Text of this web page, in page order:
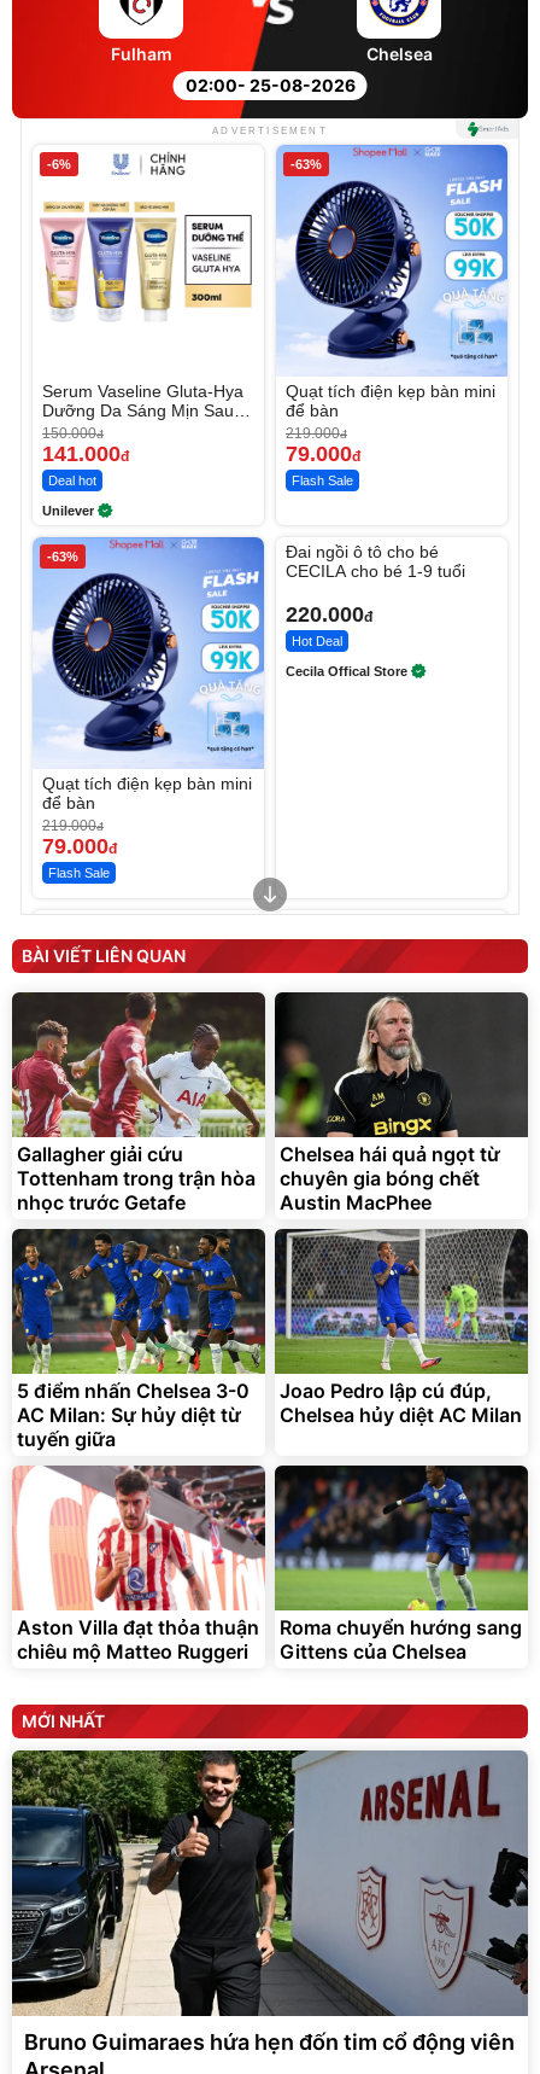
02:00- 25-08-2026
Fulham Chelsea
ADVERTISEMENT
-6%
Serum Vaseline Gluta-Hya
Dưỡng Da Sáng Mịn Sau 7
Ngày
150.000đ
141.000đ
Deal hot
Unilever
-63%
Quạt tích điện kẹp bàn mini
để bàn
219.000đ
79.000đ
Flash Sale
-63%
Quạt tích điện kẹp bàn mini
để bàn
219.000đ
79.000đ
Flash Sale
Đai ngồi ô tô cho bé
CECILA cho bé 1-9 tuổi
220.000đ
Hot Deal
Cecila Offical Store
tức thì Vaseline Body
190.000đ
138.330đ
D2-001 - Thông Minh
3.000.000
2.200.000đ
Unmute
Vali Bamozo Khung Nhôm
9066 Size 20/24/28 Cao
Cấp
1.000.000
825.000đ
Flash Sale
Lót ghế ôtô, nâng lưng
chống nóng giúp thoải mái
trong di chuyển
295.000đ
Đã bán nhiều
BÀI VIẾT LIÊN QUAN
Gallagher giải cứu
Tottenham trong trận hòa
nhọc trước Getafe
Chelsea hái quả ngọt từ
chuyên gia bóng chết
Austin MacPhee
5 điểm nhấn Chelsea 3-0
AC Milan: Sự hủy diệt từ
tuyến giữa
Joao Pedro lập cú đúp,
Chelsea hủy diệt AC Milan
Aston Villa đạt thỏa thuận
chiêu mộ Matteo Ruggeri
Roma chuyển hướng sang
Gittens của Chelsea
MỚI NHẤT
Bruno Guimaraes hứa hẹn đốn tim cổ động viên